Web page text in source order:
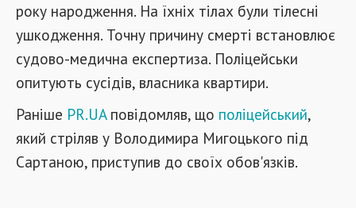
року народження. На їхніх тілах були тілесні
ушкодження. Точну причину смерті встановлює
судово-медична експертиза. Поліцейськи
опитують сусідів, власника квартири.
Раніше PR.UAповідомляв, що поліцейський,
який стріляв у Володимира Мигоцького під
Сартаною, приступив до своїх обов'язків.